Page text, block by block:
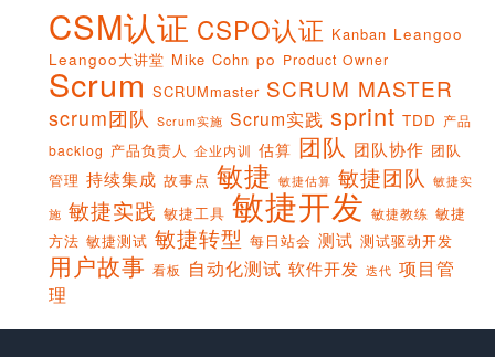
CSM认证 CSPO认证 Kanban Leangoo
Leangoo大讲堂 Mike Cohn po Product Owner
Scrum SCRUMmaster SCRUM MASTER
scrum团队 Scrum实施 Scrum实践 sprint TDD 产品
backlog 产品负责人 企业内训 估算 团队 团队协作 团队
管理 持续集成 故事点 敏捷 敏捷估算 敏捷团队 敏捷实
施 敏捷实践 敏捷工具 敏捷开发 敏捷教练 敏捷
方法 敏捷测试 敏捷转型 每日站会 测试 测试驱动开发
用户故事 看板 自动化测试 软件开发 迭代 项目管
理